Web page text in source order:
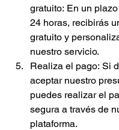
gratuito: En un
24 horas, recibirás
gratuito y
nuestro servicio.
Realiza el pago: Si
aceptar nuestro
puedes realizar el
segura a través de
plataforma.